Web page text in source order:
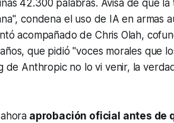
42.300 palabras. Avisa de que
condena el uso de IA en armas
acompañado de Chris Olah,
que pidió "voces morales que
de Anthropic no lo vi venir, la
aprobación oficial antes de